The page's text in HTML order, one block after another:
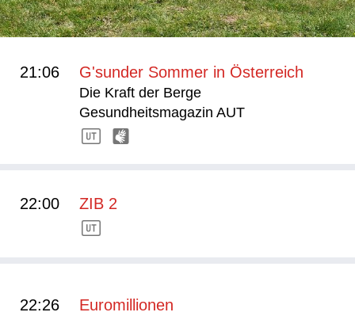
21:06 G'sunder Sommer in Österreich
Die Kraft der Berge
Gesundheitsmagazin AUT
22:00 ZIB 2
22:26 Euromillionen